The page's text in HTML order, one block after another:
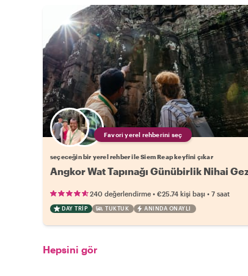
Favori yerel rehberini seç
seçeceğin bir yerel rehber ile Siem Reap keyfini çıkar
Angkor Wat Tapınağı Günübirlik Nihai
240 değerlendirme • €25.74 kişi başı • 7 saat
DAY TRIP TUKTUK ANINDA ONAYLI
Hepsini gör